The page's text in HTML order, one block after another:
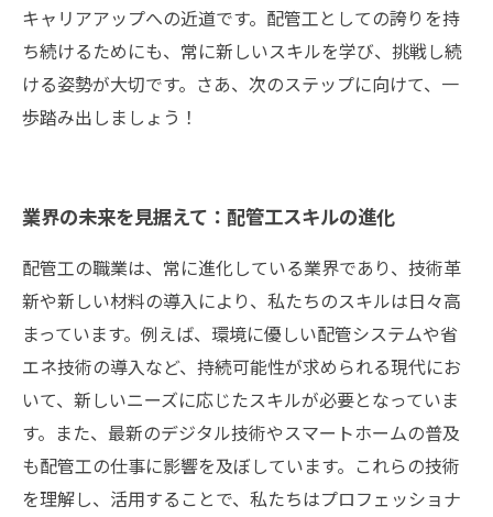
キャリアアップへの近道です。配管工としての誇りを持
ち続けるためにも、常に新しいスキルを学び、挑戦し続
ける姿勢が大切です。さあ、次のステップに向けて、一
歩踏み出しましょう！
業界の未来を見据えて：配管工スキルの進化
配管工の職業は、常に進化している業界であり、技術革
新や新しい材料の導入により、私たちのスキルは日々高
まっています。例えば、環境に優しい配管システムや省
エネ技術の導入など、持続可能性が求められる現代にお
いて、新しいニーズに応じたスキルが必要となっていま
す。また、最新のデジタル技術やスマートホームの普及
も配管工の仕事に影響を及ぼしています。これらの技術
を理解し、活用することで、私たちはプロフェッショナ